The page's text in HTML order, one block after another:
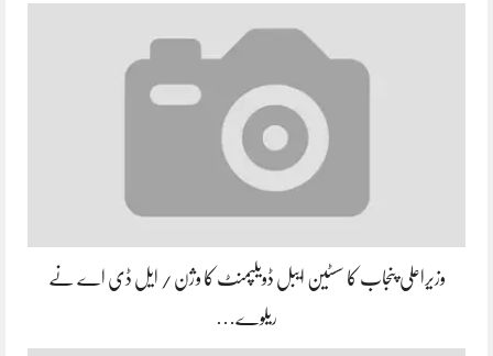
وزیراعلی پنجاب کا سسٹین ایبل ڈویلپمنٹ کا وژن / ایل ڈی اے نے
ریلوے…